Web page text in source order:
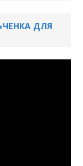
ДЛЯ